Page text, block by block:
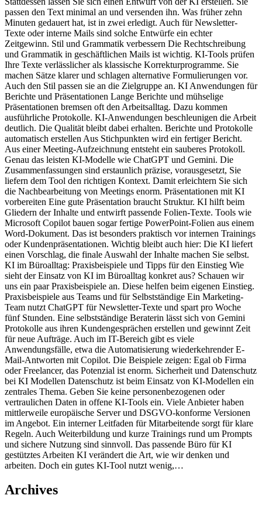
passen den Text minimal an und versenden ihn. Was früher zehn
Minuten gedauert hat, ist in zwei erledigt. Auch für Newsletter-
Texte oder interne Mails sind solche Entwürfe ein echter
Zeitgewinn. Stil und Grammatik verbessern Die Rechtschreibung
und Grammatik in geschäftlichen Mails ist wichtig. KI-Tools prüfen
Ihre Texte verlässlicher als klassische Korrekturprogramme. Sie
machen Sätze klarer und schlagen alternative Formulierungen vor.
Auch den Stil passen sie an die Zielgruppe an. KI Anwendungen für
Berichte und Präsentationen Lange Berichte und mühselige
Präsentationen bremsen oft den Arbeitsalltag. Dazu kommen
ausführliche Protokolle. KI-Anwendungen beschleunigen die Arbeit
deutlich. Die Qualität bleibt dabei erhalten. Berichte und Protokolle
automatisch erstellen Aus Stichpunkten wird ein fertiger Bericht.
Aus einer Meeting-Aufzeichnung entsteht ein sauberes Protokoll.
Genau das leisten KI-Modelle wie ChatGPT und Gemini. Die
Zusammenfassungen sind erstaunlich präzise, vorausgesetzt, Sie
liefern dem Tool den richtigen Kontext. Damit erleichtern Sie sich
die Nachbearbeitung von Meetings enorm. Präsentationen mit KI
vorbereiten Eine gute Präsentation braucht Struktur. KI hilft beim
Gliedern der Inhalte und entwirft passende Folien-Texte. Tools wie
Microsoft Copilot bauen sogar fertige PowerPoint-Folien aus einem
Word-Dokument. Das ist besonders praktisch vor internen Trainings
oder Kundenpräsentationen. Wichtig bleibt auch hier: Die KI liefert
einen Vorschlag, die finale Auswahl der Inhalte machen Sie selbst.
KI im Büroalltag: Praxisbeispiele und Tipps für den Einstieg Wie
sieht der Einsatz von KI im Büroalltag konkret aus? Schauen wir
uns ein paar Praxisbeispiele an. Diese helfen beim eigenen Einstieg.
Praxisbeispiele aus Teams und für Selbstständige Ein Marketing-
Team nutzt ChatGPT für Newsletter-Texte und spart pro Woche
fünf Stunden. Eine selbstständige Beraterin lässt sich von Gemini
Protokolle aus ihren Kundengesprächen erstellen und gewinnt Zeit
für neue Aufträge. Auch im IT-Bereich gibt es viele
Anwendungsfälle, etwa die Automatisierung wiederkehrender E-
Mail-Antworten mit Copilot. Die Beispiele zeigen: Egal ob Firma
oder Freelancer, das Potenzial ist enorm. Sicherheit und Datenschutz
bei KI Modellen Datenschutz ist beim Einsatz von KI-Modellen ein
zentrales Thema. Geben Sie keine personenbezogenen oder
vertraulichen Daten in offene KI-Tools ein. Viele Anbieter haben
mittlerweile europäische Server und DSGVO-konforme Versionen
im Angebot. Ein interner Leitfaden für Mitarbeitende sorgt für klare
Regeln. Auch Weiterbildung und kurze Trainings rund um Prompts
und sichere Nutzung sind sinnvoll. Das passende Büro für KI
gestütztes Arbeiten KI verändert die Art, wie wir denken und
arbeiten. Doch ein gutes KI-Tool nutzt wenig,…
Archives